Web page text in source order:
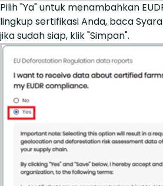
Pilih "Ya" untuk menambahkan
lingkup sertifikasi Anda, baca
jika sudah siap, klik "Simpan".